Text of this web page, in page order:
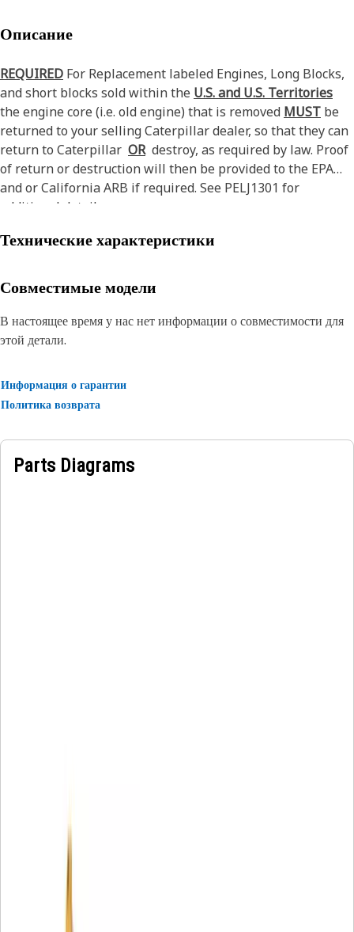
Описание
REQUIRED For Replacement labeled Engines, Long Blocks,
and short blocks sold within the U.S. and U.S. Territories
the engine core (i.e. old engine) that is removed MUST be
returned to your selling Caterpillar dealer, so that they can
return to Caterpillar ORdestroy, as required by law. Proof
of return or destruction will then be provided to the EPA
and or California ARB if required. See PELJ1301 for
additional details.
Технические характеристики
Совместимые модели
В настоящее время у нас нет информации о совместимости для
этой детали.
Информация о гарантии
Политика возврата
Parts Diagrams